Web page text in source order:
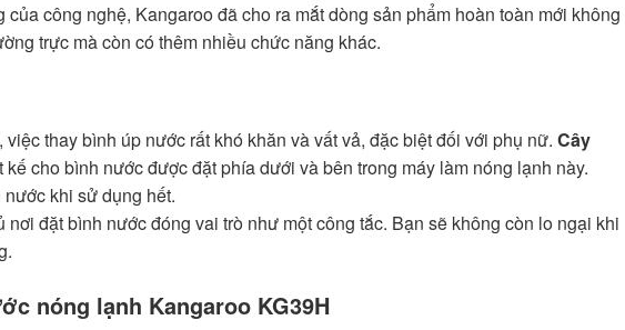
công nghệ, Kangaroo đã cho ra mắt dòng sản phẩm hoàn toàn mới không
trực mà còn có thêm nhiều chức năng khác.
thay bình úp nước rất khó khăn và vất vả, đặc biệt đối với phụ nữ. Cây
kế cho bình nước được đặt phía dưới và bên trong máy làm nóng lạnh này.
khi sử dụng hết.
nơi đặt bình nước đóng vai trò như một công tắc. Bạn sẽ không còn lo ngại khi
nóng lạnh Kangaroo KG39H